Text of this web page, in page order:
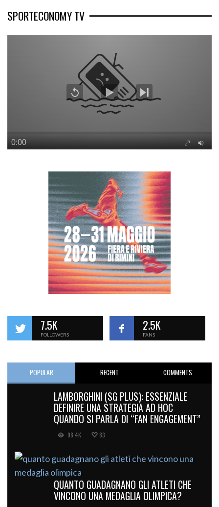
SPORTECONOMY TV
7.5K
FOLLOWERS
2.5K
FANS
POPULAR RECENT COMMENTS
LAMBORGHINI (SG PLUS): ESSENZIALE
DEFINIRE UNA STRATEGIA AD HOC
QUANDO SI PARLA DI “FAN ENGAGEMENT”
98.4K 83
QUANTO GUADAGNANO GLI ATLETI CHE
VINCONO UNA MEDAGLIA OLIMPICA?